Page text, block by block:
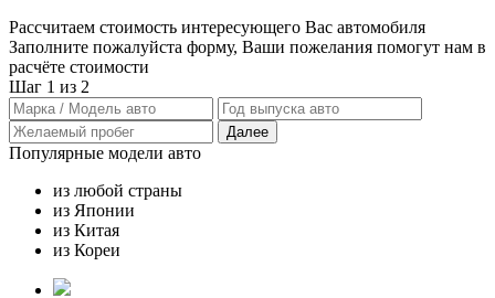
Рассчитаем стоимость интересующего Вас автомобиля
Заполните пожалуйста форму, Ваши пожелания помогут нам в
расчёте стоимости
Шаг 1 из 2
Популярные модели авто
из любой страны
из Японии
из Китая
из Кореи